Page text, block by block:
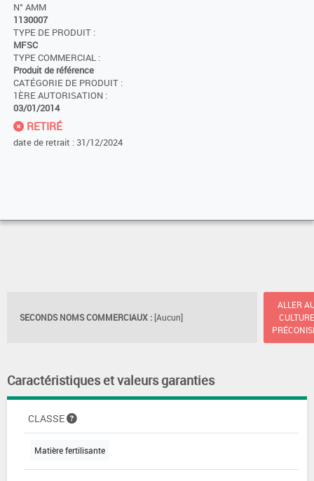
N° AMM
1130007
TYPE DE PRODUIT :
MFSC
TYPE COMMERCIAL :
Produit de référence
CATÉGORIE DE PRODUIT :
1ÈRE AUTORISATION :
03/01/2014
RETIRÉ
date de retrait : 31/12/2024
SECONDS NOMS COMMERCIAUX : [Aucun]
ALLER
Caractéristiques et valeurs garanties
CLASSE
Matière fertilisante